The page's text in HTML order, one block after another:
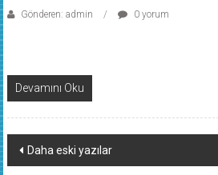
Gönderen: admin 0 yorum
Devamını Oku
Yazı
Daha eski yazılar